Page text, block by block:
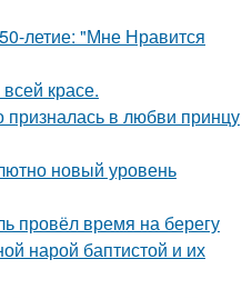
летие: "Мне Нравится
красе.
призналась в любви принцу
новый уровень
провёл время на берегу
нарой баптистой и их